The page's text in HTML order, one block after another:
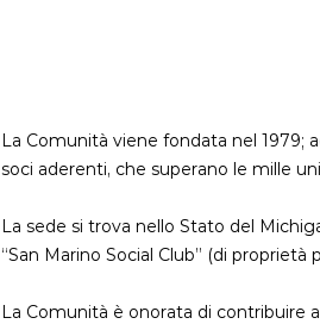
La Comunità viene fondata nel 1979;
soci aderenti, che superano le mille
La sede si trova nello Stato del
“San Marino Social Club” (di proprietà
La Comunità è onorata di contribuire